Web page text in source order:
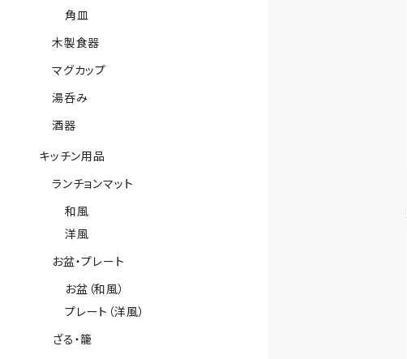
角皿
木製食器
マグカップ
湯呑み
酒器
キッチン用品
ランチョンマット
和風
洋風
お盆・プレート
お盆（和風）
プレート（洋風）
ざる・籠